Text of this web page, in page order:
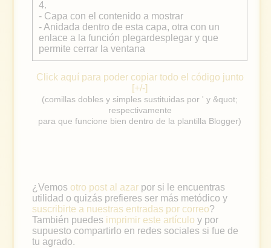
4.
- Capa con el contenido a mostrar
- Anidada dentro de esta capa, otra con un
enlace a la función plegardesplegar y que
permite cerrar la ventana
Click aquí para poder copiar todo el código junto
[+/-]
(comillas dobles y simples sustituidas por ' y &quot;
respectivamente
para que funcione bien dentro de la plantilla Blogger)
¿Vemos otro post al azar por si le encuentras
utilidad o quizás prefieres ser más metódico y
suscribirte a nuestras entradas por correo?
También puedes imprimir este artículo y por
supuesto compartirlo en redes sociales si fue de
tu agrado.